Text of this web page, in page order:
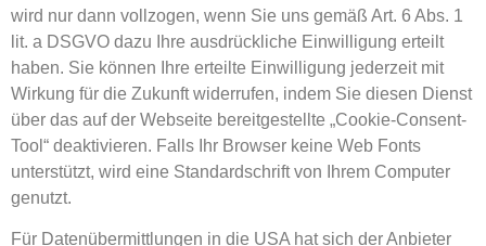
wird nur dann vollzogen, wenn Sie uns gemäß Art. 6 Abs. 1
lit. a DSGVO dazu Ihre ausdrückliche Einwilligung erteilt
haben. Sie können Ihre erteilte Einwilligung jederzeit mit
Wirkung für die Zukunft widerrufen, indem Sie diesen Dienst
über das auf der Webseite bereitgestellte „Cookie-Consent-
Tool“ deaktivieren. Falls Ihr Browser keine Web Fonts
unterstützt, wird eine Standardschrift von Ihrem Computer
genutzt.
Für Datenübermittlungen in die USA hat sich der Anbieter